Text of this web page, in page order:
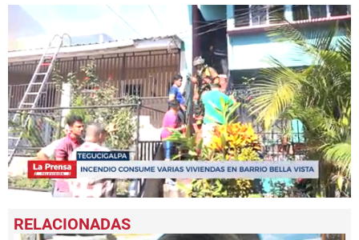
seconds
of